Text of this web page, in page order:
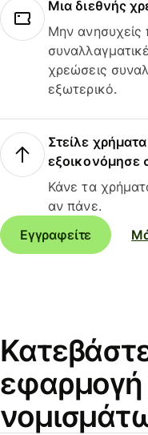
Μια διεθνής
Μην ανησυχείς
χρεώσεις
εξωτερικό.
Στείλε
εξοικονόμησε
Κάνε τα
αν πάνε.
Εγγραφείτε
εφαρμογή